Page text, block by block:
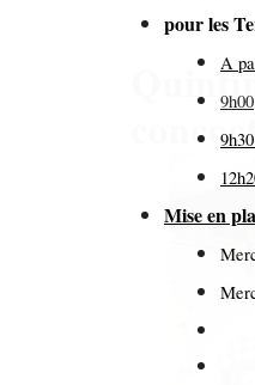
pour les
A
9h00
Mise en